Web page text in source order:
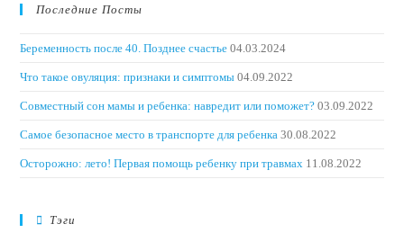
Последние Посты
Беременность после 40. Позднее счастье 04.03.2024
Что такое овуляция: признаки и симптомы 04.09.2022
Совместный сон мамы и ребенка: навредит или поможет? 03.09.2022
Самое безопасное место в транспорте для ребенка 30.08.2022
Осторожно: лето! Первая помощь ребенку при травмах 11.08.2022
Тэги